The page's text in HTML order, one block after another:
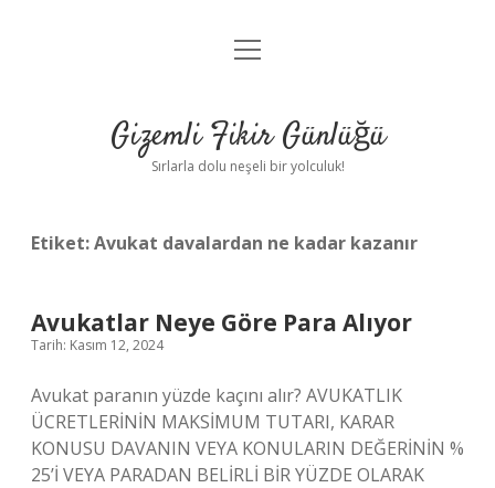
Anasayfa
Yasal Uyarı
menüyü
Gizemli Fikir Günlüğü
Sırlarla dolu neşeli bir yolculuk!
Etiket:Avukat davalardan ne kadar kazanır
Avukatlar Neye Göre Para Alıyor
Tarih: Kasım 12, 2024
Avukat paranın yüzde kaçını alır? AVUKATLIK
ÜCRETLERİNİN MAKSİMUM TUTARI, KARAR
KONUSU DAVANIN VEYA KONULARIN DEĞERİNİN %
25’İ VEYA PARADAN BELİRLİ BİR YÜZDE OLARAK